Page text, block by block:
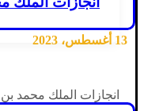
13 أغسطس، 2023
انجازات الملك محمد